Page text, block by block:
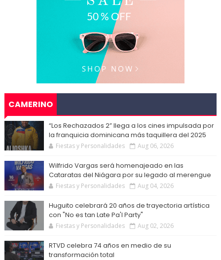
CAMERINO
“Los Rechazados 2” llega a los cines impulsada por
la franquicia dominicana más taquillera del 2025
Fiestas y Personalidades Aug 06, 2026
Wilfrido Vargas será homenajeado en las
Cataratas del Niágara por su legado al merengue
Fiestas y Personalidades Aug 04, 2026
Huguito celebrará 20 años de trayectoria artística
con "No es tan Late Pa'l Party"
Fiestas y Personalidades Aug 02, 2026
RTVD celebra 74 años en medio de su
transformación total